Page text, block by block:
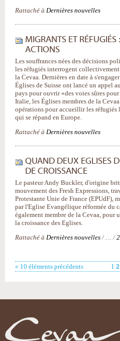
Rattaché à Dernières nouvelles
MIGRANTS ET
ACTIONS
Les souffrances nées des décisions
les réfugiés interrogent
la Cevaa. Dernières en date à
Églises de Suisse ont lancé un appel
pays pour ouvrir «des voies sûres
Italie, les Églises membres de la
opérations pour accueillir les réfugiés
qui se répand en Europe.
Rattaché à Dernières nouvelles
QUAND DEUX EGLISES
DE CROISSANCE
Le pasteur Andy Buckler, d'origine
mouvement des Fresh Expressions,
Protestante Unie de France (EPUdF),
par l'Eglise Evangélique réformée du
également membre de la Cevaa, pour
la croissance des Eglises.
Rattaché à Dernières nouvelles /…/
« 10 éléments précédents 1 2